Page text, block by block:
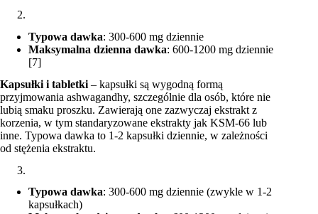
Typowa dawka: 300-600 mg dziennie
Maksymalna dzienna dawka: 600-1200 mg dziennie
[7]
Kapsułki i tabletki – kapsułki są wygodną formą
przyjmowania ashwagandhy, szczególnie dla osób, które nie
lubią smaku proszku. Zawierają one zazwyczaj ekstrakt z
korzenia, w tym standaryzowane ekstrakty jak KSM-66 lub
inne. Typowa dawka to 1-2 kapsułki dziennie, w zależności
od stężenia ekstraktu.
Typowa dawka: 300-600 mg dziennie (zwykle w 1-2
kapsułkach)